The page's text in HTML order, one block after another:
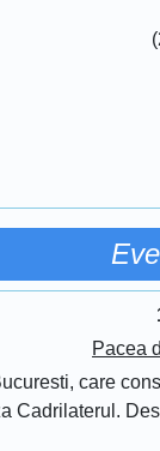
Pacea
care
Cadrilaterul.